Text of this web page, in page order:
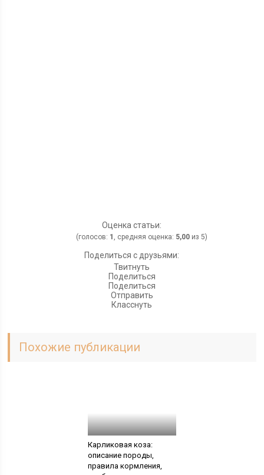
Оценка статьи:
(голосов: 1 , средняя оценка: 5,00из 5)
Поделиться с друзьями:
Твитнуть
Поделиться
Поделиться
Отправить
Класснуть
Похожие публикации
Карликовая коза:
описание породы,
правила кормления,